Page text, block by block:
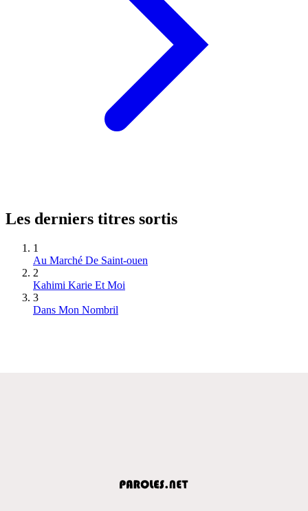
Les derniers titres sortis
1
Au Marché De Saint-ouen
2
Kahimi Karie Et Moi
3
Dans Mon Nombril